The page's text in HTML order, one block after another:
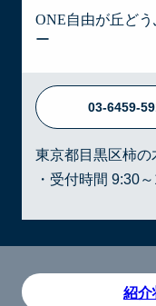
ONE自由が丘ど
ー
03-6459-
東京都目黒区柿の
・受付時間 9:30
紹介